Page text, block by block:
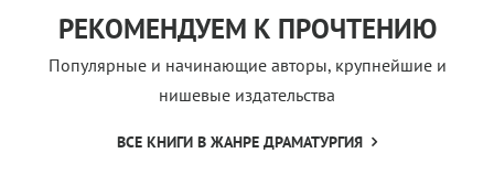
РЕКОМЕНДУЕМ К ПРОЧТЕНИЮ
Популярные и начинающие авторы, крупнейшие и
нишевые издательства
ВСЕ КНИГИ В ЖАНРЕ ДРАМАТУРГИЯ